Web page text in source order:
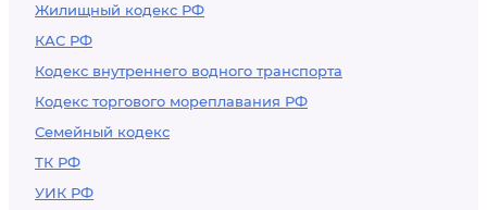
Жилищный кодекс РФ
КАС РФ
Кодекс внутреннего водного транспорта
Кодекс торгового мореплавания РФ
Семейный кодекс
ТК РФ
УИК РФ